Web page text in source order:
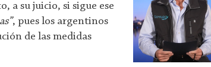
a su juicio, si sigue ese
, pues los argentinos
de las medidas